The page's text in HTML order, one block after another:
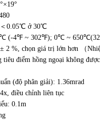
0.05℃ ở 30℃
(-4℉ ~ 302℉); 0℃ ~
2 %, chọn giá trị lớn hơn （
tiêu điểm hồng ngoại không
(độ phân giải): 1.36mrad
điều chỉnh liên tục
0.1m